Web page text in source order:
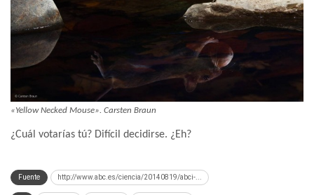
«Yellow Necked Mouse». Carsten Braun
¿Cuál votarías tú? Difícil decidirse. ¿Eh?
Fuente http://www.abc.es/ciencia/20140819/abci-...